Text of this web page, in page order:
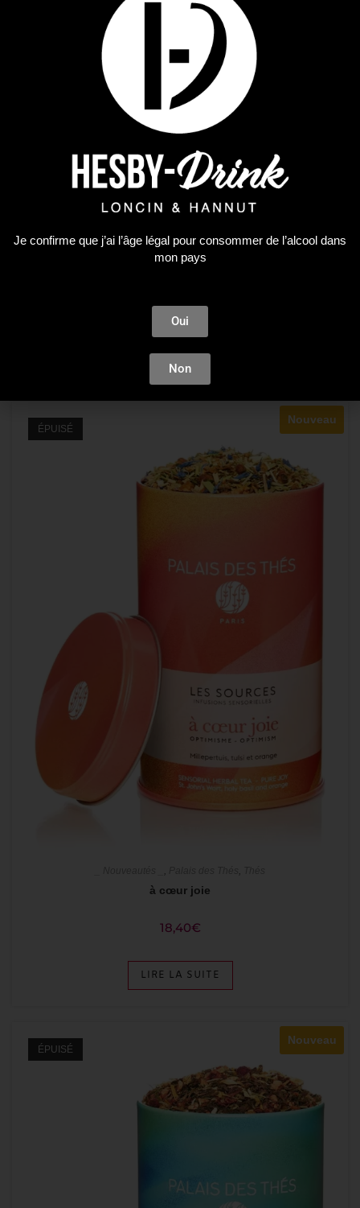
_ Nouveautés _ La Cave
46,88€
LIRE LA SUITE
Nouveau
ÉPUISÉ
, ,
à cœur joie
18,40€
LIRE LA SUITE
Nouveau
ÉPUISÉ
Je confirme que j’ai l’âge légal pour consommer de l’alcool dans
mon pays
Oui
Non